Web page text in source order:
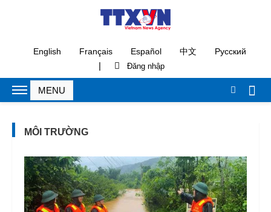
English Français Español 中文 Русский
|
MÔI TRƯỜNG